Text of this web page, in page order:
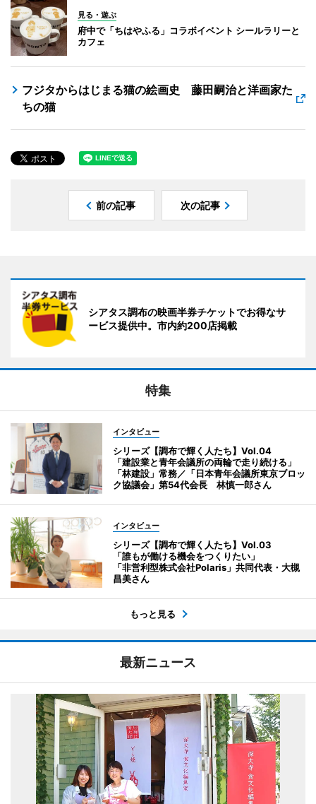
見る・遊ぶ
府中で「ちはやふる」コラボイベント シールラリーと
カフェ
フジタからはじまる猫の絵画史 藤田嗣治と洋画家た
ちの猫
前の記事 次の記事
シアタス調布の映画半券チケットでお得なサ
ービス提供中。市内約200店掲載
特集
インタビュー
シリーズ【調布で輝く人たち】Vol.04
「建設業と青年会議所の両輪で走り続ける」
「林建設」常務／「日本青年会議所東京ブロッ
ク協議会」第54代会長 林慎一郎さん
インタビュー
シリーズ【調布で輝く人たち】Vol.03
「誰もが働ける機会をつくりたい」
「非営利型株式会社Polaris」共同代表・大槻
昌美さん
もっと見る
最新ニュース